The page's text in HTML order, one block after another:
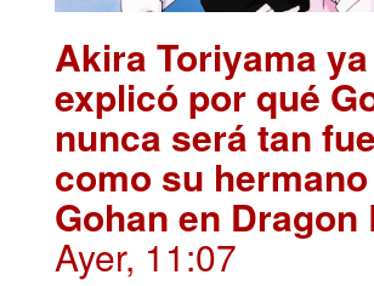
Akira Toriyama ya
explicó por qué
nunca será tan
como su hermano
Gohan en Dragon
Ayer, 11:07